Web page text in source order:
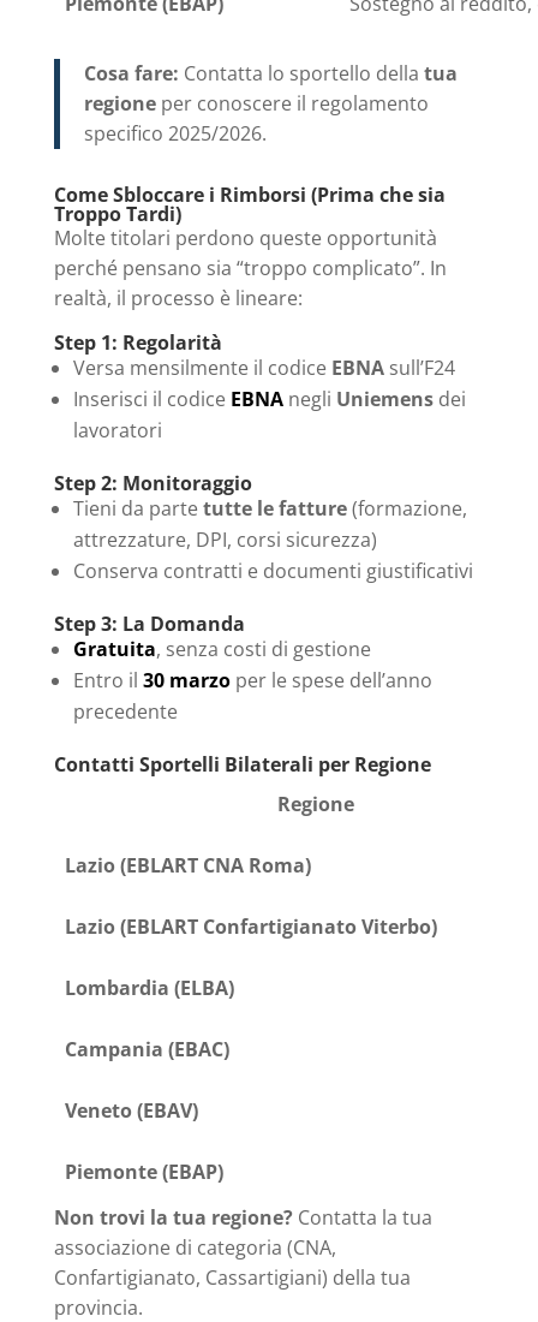
Cosa fare: Contatta lo sportello della tua
regioneper conoscere il regolamento
specifico 2025/2026.
Come Sbloccare i Rimborsi (Prima che sia
Troppo Tardi)
Molte titolari perdono queste opportunità
perché pensano sia “troppo complicato”. In
realtà, il processo è lineare:
Step 1: Regolarità
Versa mensilmente il codice EBNAsull’F24
Inserisci il codice EBNAnegli Uniemensdei
lavoratori
Step 2: Monitoraggio
Tieni da partetutte le fatture(formazione,
attrezzature, DPI, corsi sicurezza)
Conserva contratti e documenti giustificativi
Step 3: La Domanda
Gratuita, senza costi di gestione
Entro il 30 marzo per le spese dell’anno
precedente
Contatti Sportelli Bilaterali per Regione
Regione
Lazio (EBLART CNA Roma)
Lazio (EBLART Confartigianato Viterbo)
Lombardia (ELBA)
Campania (EBAC)
Veneto (EBAV)
Piemonte (EBAP)
Non trovi la tua regione?Contatta la tua
associazione di categoria (CNA,
Confartigianato, Cassartigiani) della tua
provincia.